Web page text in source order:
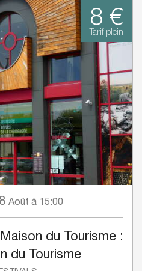
8 €
Tarif plein
8 Août à 15:00
du Tourisme :
du Tourisme